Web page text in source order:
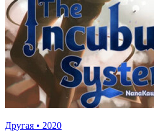
Другая • 2020